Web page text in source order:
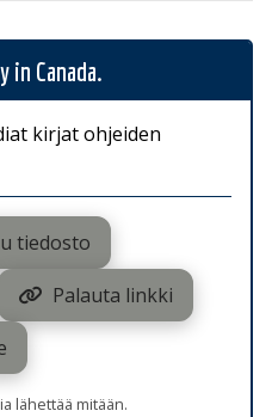
in Canada.
kirjat ohjeiden
tiedosto
Palauta linkki
lähettää mitään.